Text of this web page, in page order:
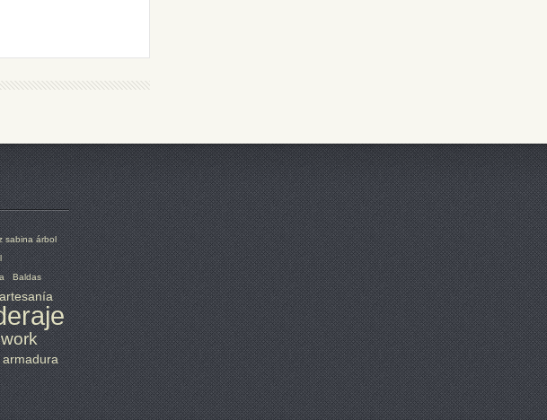
sabina árbol
Baldas
artesanía
armadura